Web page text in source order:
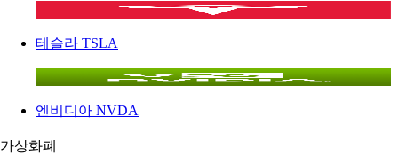
테슬라 TSLA
엔비디아 NVDA
가상화폐